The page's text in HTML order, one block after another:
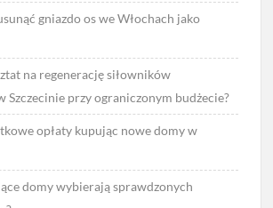
gniazdo os we Włochach jako
na regenerację siłowników
Szczecinie przy ograniczonym budżecie?
opłaty kupując nowe domy w
domy wybierają sprawdzonych